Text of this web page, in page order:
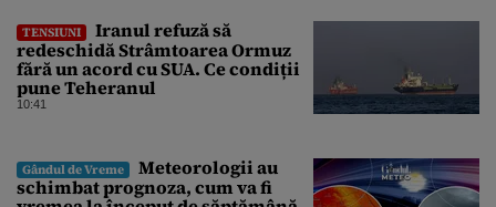
TENSIUNI
Iranul refuză să
redeschidă Strâmtoarea Ormuz
fără un acord cu SUA. Ce condiții
pune Teheranul
10:41
Gândul de Vreme
Meteorologii au
schimbat prognoza, cum va fi